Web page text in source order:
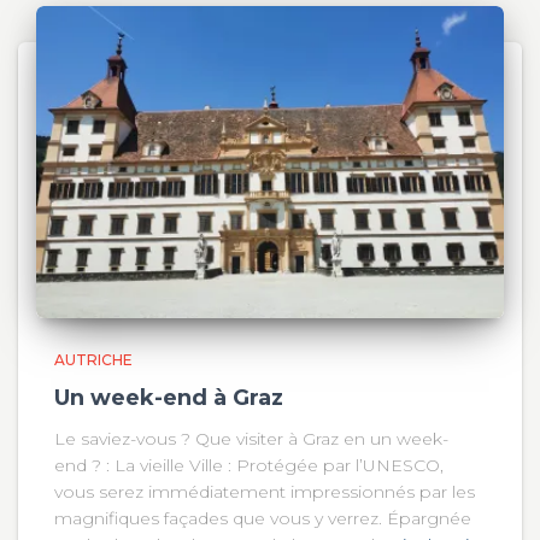
AUTRICHE
Un week-end à Graz
Le saviez-vous ? Que visiter à Graz en un week-
end ? : La vieille Ville : Protégée par l’UNESCO,
vous serez immédiatement impressionnés par les
magnifiques façades que vous y verrez. Épargnée